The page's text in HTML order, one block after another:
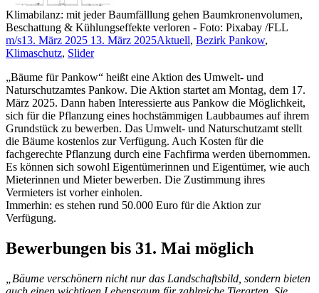
Klimabilanz: mit jeder Baumfälllung gehen Baumkronenvolumen,
Beschattung & Kühlungseffekte verloren - Foto: Pixabay /FLL
m/s13. März 2025 13. März 2025Aktuell, Bezirk Pankow,
Klimaschutz, Slider
„Bäume für Pankow“ heißt eine Aktion des Umwelt- und
Naturschutzamtes Pankow. Die Aktion startet am Montag, dem 17.
März 2025. Dann haben Interessierte aus Pankow die Möglichkeit,
sich für die Pflanzung eines hochstämmigen Laubbaumes auf ihrem
Grundstück zu bewerben. Das Umwelt- und Naturschutzamt stellt
die Bäume kostenlos zur Verfügung. Auch Kosten für die
fachgerechte Pflanzung durch eine Fachfirma werden übernommen.
Es können sich sowohl Eigentümerinnen und Eigentümer, wie auch
Mieterinnen und Mieter bewerben. Die Zustimmung ihres
Vermieters ist vorher einholen.
Immerhin: es stehen rund 50.000 Euro für die Aktion zur
Verfügung.
Bewerbungen bis 31. Mai möglich
„Bäume verschönern nicht nur das Landschaftsbild, sondern bieten